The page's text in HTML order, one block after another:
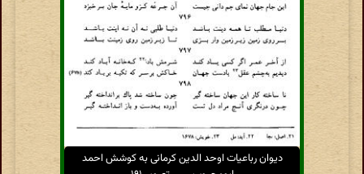
دیوان رباعیات اوحد الدین کرمانی به کوشش احمد